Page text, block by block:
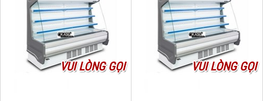
VUI LÒNG GỌI VUI LÒNG GỌI